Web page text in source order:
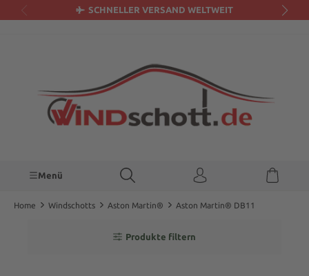
SCHNELLER VERSAND WELTWEIT
Menü
Home Windschotts Aston Martin® Aston Martin® DB11
Produkte filtern